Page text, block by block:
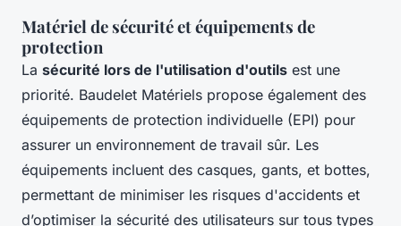
Matériel de sécurité et équipements de
protection
La sécurité lors de l'utilisation d'outils est une
priorité. Baudelet Matériels propose également des
équipements de protection individuelle (EPI) pour
assurer un environnement de travail sûr. Les
équipements incluent des casques, gants, et bottes,
permettant de minimiser les risques d'accidents et
d’optimiser la sécurité des utilisateurs sur tous types